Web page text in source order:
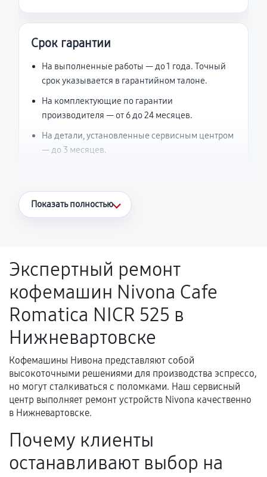
Срок гарантии
На выполненные работы — до 1 года. Точный
срок указывается в гарантийном талоне.
На комплектующие по гарантии
производителя — от 6 до 24 месяцев.
На детали, установленные сервисным центром
— до 3 месяцев.
Что считается гарантийным случаем
Поломка установленной детали при
нормальной эксплуатации в течение
гарантийного срока.
Несоответствие комплектующей заявленным
техническим характеристикам.
Документы для подтверждения
гарантии
Акт выполненных работ с датой, перечнем
услуг и сроком гарантии.
Показать полностью
Экспертный ремонт
кофемашин Nivona Cafe
Romatica NICR 525 в
Нижневартовске
Кофемашины Нивона представляют собой
высокоточными решениями для производства эспрессо,
но могут сталкиваться с поломками. Наш сервисный
центр выполняет ремонт устройств Nivona качественно
в Нижневартовске.
Почему клиенты
останавливают выбор на